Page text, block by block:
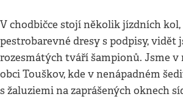
V chodbičce stojí několik jízdních
pestrobarevné dresy s podpisy, vidět
rozesmátých tváří šampionů. Jsme v
obci Touškov, kde v nenápadném
s žaluziemi na zaprášených oknech